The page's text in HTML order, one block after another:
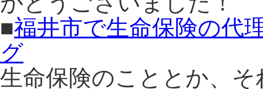
■福井市で生命保険の代
グ
生命保険のこととか、